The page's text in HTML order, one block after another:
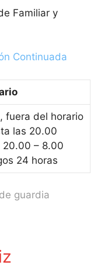
Familiar y
Continuada
fuera del horario
las 20.00
20.00 – 8.00
24 horas
guardia